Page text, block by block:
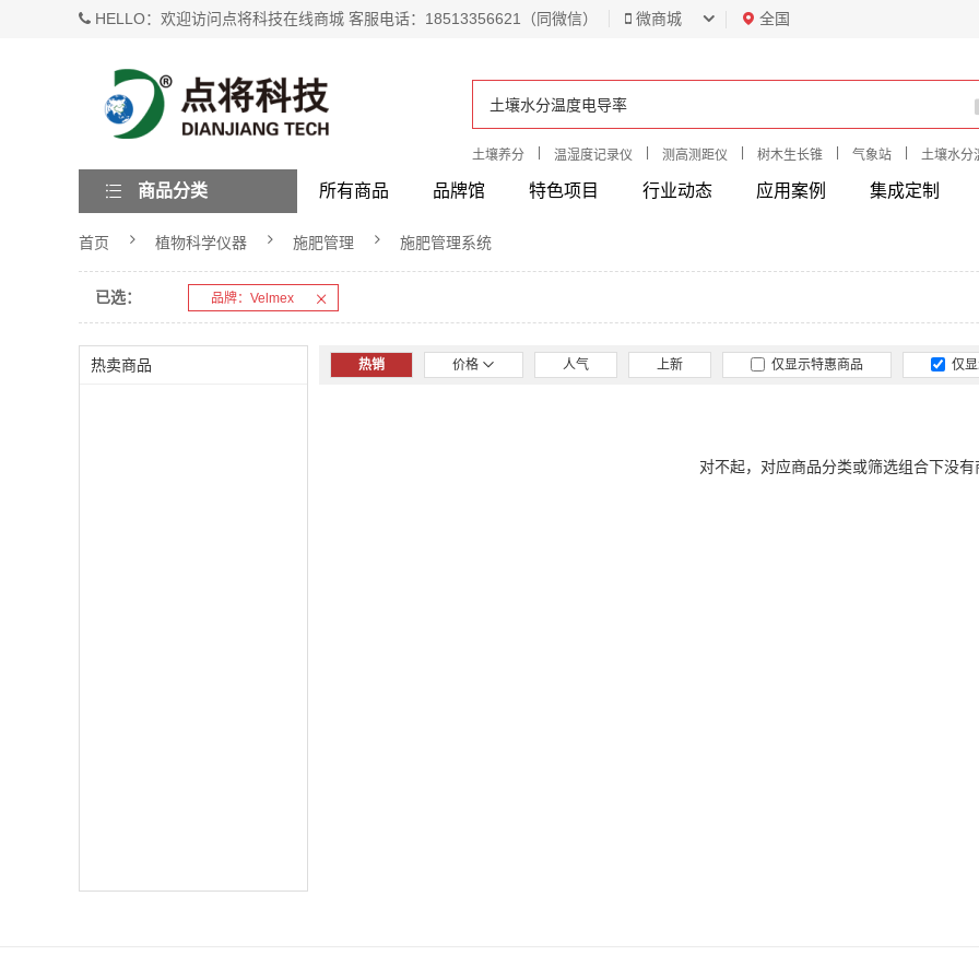
HELLO：欢迎访问点将科技在线商城 客服电话：18513356621（同微信） 微商城 全国
土壤养分 温湿度记录仪 测高测距仪 树木生长锥 气象站 土壤水分
所有商品 品牌馆 特色项目 行业动态 应用案例 集成定制
商品分类
首页 植物科学仪器 施肥管理 施肥管理系统
已选： 品牌：Velmex
热卖商品 热销 价格 人气 上新 仅显示特惠商品 仅
对不起，对应商品分类或筛选组合下没有